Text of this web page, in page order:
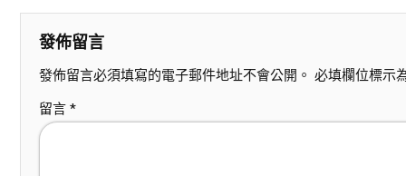
發佈留言
發佈留言必須填寫的電子郵件地址不會公開。 必填欄位標示
留言 *